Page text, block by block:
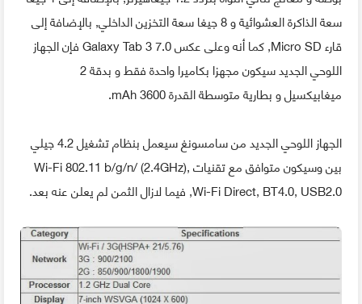
سعة الذاكرة العشوائية و 8 جيغا سعة التخزين الداخلي, بالإضافة إلى
قارء Micro SD, كما أنه وعلى عكس Galaxy Tab 3 7.0 فإن الجهاز
اللوحي الجديد سيكون مجهزا بكاميرا واحدة فقط و بدقة 2
ميغابيكسيل و بطارية متوسطة القدرة 3600 mAh.
الجهاز اللوحي الجديد من سامسونغ سيعمل بنظام تشغيل 4.2 جيلي
بين وسيكون متوافق مع تقنيات Wi-Fi 802.11 b/g/n/ (2.4GHz),
Wi-Fi Direct, BT4.0, USB2.0, فيما لازال الثمن لم يعلن عنه بعد.